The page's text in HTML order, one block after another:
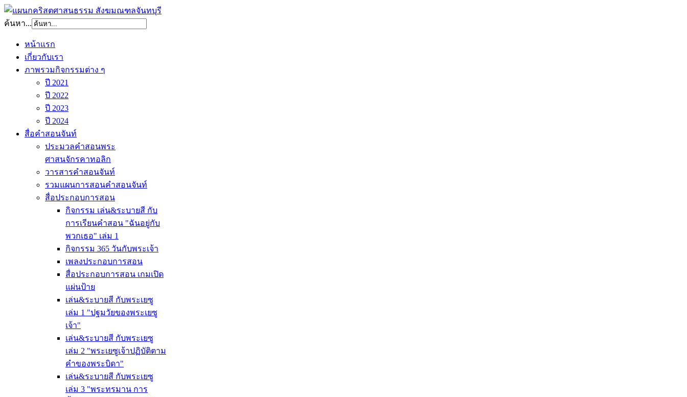
ค้นหา...
หน้าแรก
เกี่ยวกับเรา
ภาพรวมกิจกรรมต่าง ๆ
ปี 2021
ปี 2022
ปี 2023
ปี 2024
สื่อคำสอนจันท์
ประมวลคำสอนพระ
ศาสนจักรคาทอลิก
วารสารคำสอนจันท์
รวมแผนการสอนคำสอนจันท์
สื่อประกอบการสอน
กิจกรรม เล่น&ระบายสี กับ
การเรียนคำสอน "ฉันอยู่กับ
พวกเธอ" เล่ม 1
กิจกรรม 365 วันกับพระเจ้า
เพลงประกอบการสอน
สื่อประกอบการสอน เกมเปิด
แผ่นป้าย
เล่น&ระบายสี กับพระเยซู
เล่ม 1 "ปฐมวัยของพระเยซู
เจ้า"
เล่น&ระบายสี กับพระเยซู
เล่ม 2 "พระเยซูเจ้าปฏิบัติตาม
คำของพระบิดา"
เล่น&ระบายสี กับพระเยซู
เล่ม 3 "พระทรมาน การ